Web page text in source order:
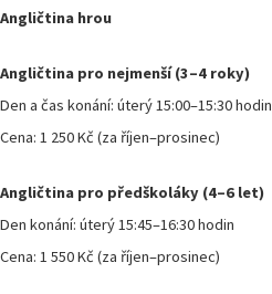
Angličtina hrou
Angličtina pro nejmenší (3–4 roky)
Den a čas konání: úterý 15:00–15:30 hodin
Cena: 1 250 Kč (za říjen–prosinec)
Angličtina pro předškoláky (4–6 let)
Den konání: úterý 15:45–16:30 hodin
Cena: 1 550 Kč (za říjen–prosinec)